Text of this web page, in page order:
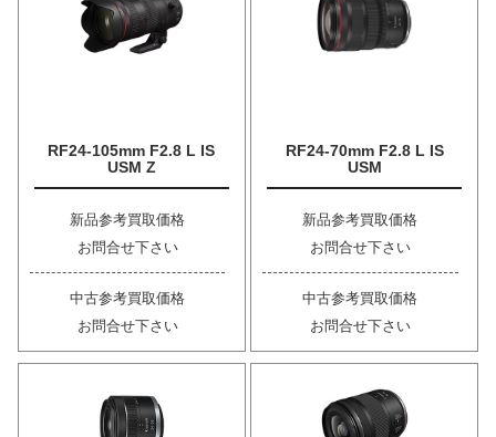
RF24-105mm F2.8 L IS
USM Z
新品参考買取価格
お問合せ下さい
中古参考買取価格
お問合せ下さい
RF24-70mm F2.8 L IS
USM
新品参考買取価格
お問合せ下さい
中古参考買取価格
お問合せ下さい